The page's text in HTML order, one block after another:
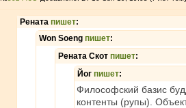
Рената пишет:
Won Soeng пишет:
Рената Скот пишет:
Йог пишет:
Философский базис
контенты (рупы).